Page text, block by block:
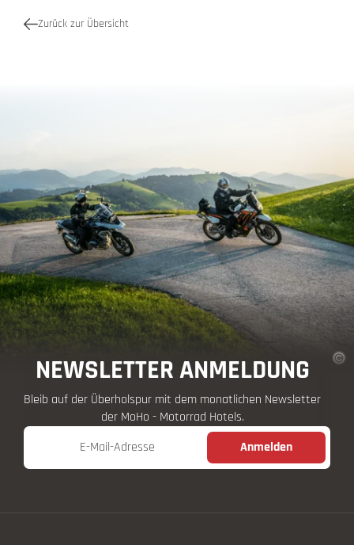
Zurück zur Übersicht
NEWSLETTER ANMELDUNG
Bleib auf der Überholspur mit dem monatlichen Newsletter
der MoHo - Motorrad Hotels.
E-Mail-Adresse
Anmelden